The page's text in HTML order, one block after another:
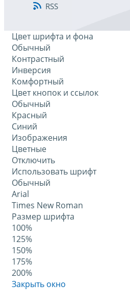
RSS
Цвет шрифта и фона
Обычный
Контрастный
Инверсия
Комфортный
Цвет кнопок и ссылок
Обычный
Красный
Синий
Изображения
Цветные
Отключить
Использовать шрифт
Обычный
Arial
Times New Roman
Размер шрифта
100%
125%
150%
175%
200%
Закрыть окно